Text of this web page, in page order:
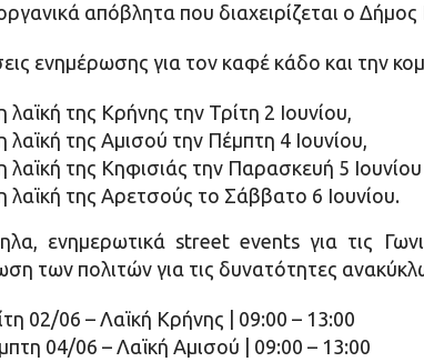
απόβλητα που διαχειρίζεται ο
ενημέρωσης για τον καφέ κάδο και την
λαϊκή της Κρήνης την Τρίτη 2 Ιουνίου,
λαϊκή της Αμισού την Πέμπτη 4 Ιουνίου,
λαϊκή της Κηφισιάς την Παρασκευή 5 Ιουνίου
λαϊκή της Αρετσούς το Σάββατο 6 Ιουνίου.
ενημερωτικά street events για τις
των πολιτών για τις δυνατότητες
02/06 – Λαϊκή Κρήνης | 09:00 – 13:00
04/06 – Λαϊκή Αμισού | 09:00 – 13:00